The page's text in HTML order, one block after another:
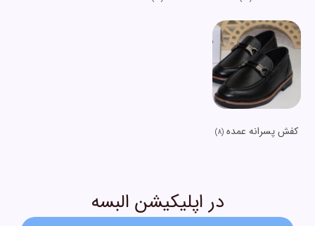
کفش پسرانه عمده (8)
در اپلیکیشن البسه